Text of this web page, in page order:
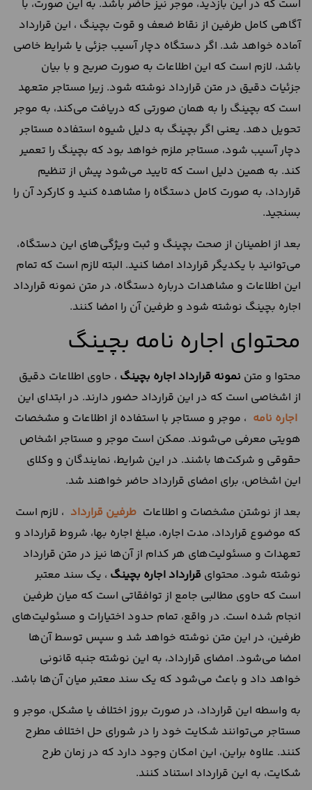
است که در این بازدید، موجر نیز حاضر باشد. به این صورت، با
آگاهی کامل طرفین از نقاط ضعف و قوت بچینگ ، این قرارداد
آماده خواهد شد. اگر دستگاه دچار آسیب جزئی یا شرایط خاصی
باشد، لازم است که این اطلاعات به صورت صریح و با بیان
جزئیات دقیق در متن قرارداد نوشته شود. زیرا مستاجر متعهد
است که بچینگ را به همان صورتی که دریافت می‌کند، به موجر
تحویل دهد. یعنی اگر بچینگ به دلیل شیوه استفاده مستاجر
دچار آسیب شود، مستاجر ملزم خواهد بود که بچینگ را تعمیر
کند. به همین دلیل است که تایید می‌شود پیش از تنظیم
قرارداد، به صورت کامل دستگاه را مشاهده کنید و کارکرد آن را
بسنجید.
بعد از اطمینان از صحت بچینگ و ثبت ویژگی‌های این دستگاه،
می‌توانید با یکدیگر قرارداد امضا کنید. البته لازم است که تمام
این اطلاعات و مشاهدات درباره دستگاه، در متن نمونه قرارداد
اجاره بچینگ نوشته شود و طرفین آن را امضا کنند.
محتوای اجاره نامه بچینگ
محتوا و متن نمونه قرارداد اجاره بچینگ ، حاوی اطلاعات دقیق
از اشخاصی است که در این قرارداد حضور دارند. در ابتدای این
اجاره نامه ، موجر و مستاجر با استفاده از اطلاعات و مشخصات
هویتی معرفی می‌شوند. ممکن است موجر و مستاجر اشخاص
حقوقی و شرکت‌ها باشند. در این شرایط، نمایندگان و وکلای
این اشخاص، برای امضای قرارداد حاضر خواهند شد.
بعد از نوشتن مشخصات و اطلاعات طرفین قرارداد ، لازم است
که موضوع قرارداد، مدت اجاره، مبلغ اجاره بها، شروط قرارداد و
تعهدات و مسئولیت‌های هر کدام از آن‌ها نیز در متن قرارداد
نوشته شود. محتوای قرارداد اجاره بچینگ ، یک سند معتبر
است که حاوی مطالبی جامع از توافقاتی است که میان طرفین
انجام شده است. در واقع، تمام حدود اختیارات و مسئولیت‌های
طرفین، در این متن نوشته خواهد شد و سپس توسط آن‌ها
امضا می‌شود. امضای قرارداد، به این نوشته جنبه قانونی
خواهد داد و باعث می‌شود که یک سند معتبر میان آن‌ها باشد.
به واسطه این قرارداد، در صورت بروز اختلاف یا مشکل، موجر و
مستاجر می‌توانند شکایت خود را در شورای حل اختلاف مطرح
کنند. علاوه براین، این امکان وجود دارد که در زمان طرح
شکایت، به این قرارداد استناد کنند.